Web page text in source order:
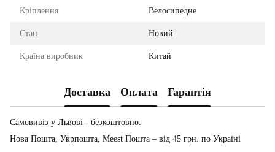
Кріплення Велосипедне
Стан Новий
Країна виробник Китай
Доставка Оплата Гарантія
Самовивіз у Львові - безкоштовно.
Нова Пошта, Укрпошта, Meest Пошта – від 45 грн. по Україні